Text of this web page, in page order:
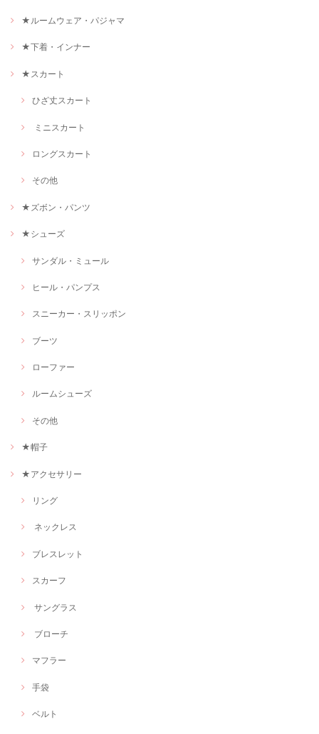
★ルームウェア・パジャマ
★下着・インナー
★スカート
ひざ丈スカート
ミニスカート
ロングスカート
その他
★ズボン・パンツ
★シューズ
サンダル・ミュール
ヒール・パンプス
スニーカー・スリッポン
ブーツ
ローファー
ルームシューズ
その他
★帽子
★アクセサリー
リング
ネックレス
ブレスレット
スカーフ
サングラス
ブローチ
マフラー
手袋
ベルト